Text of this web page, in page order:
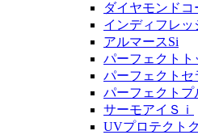
ダイヤモンドコ
インディフレッ
アルマースSi
パーフェクトト
パーフェクト
パーフェクトプ
サーモアイＳｉ
UVプロテクト